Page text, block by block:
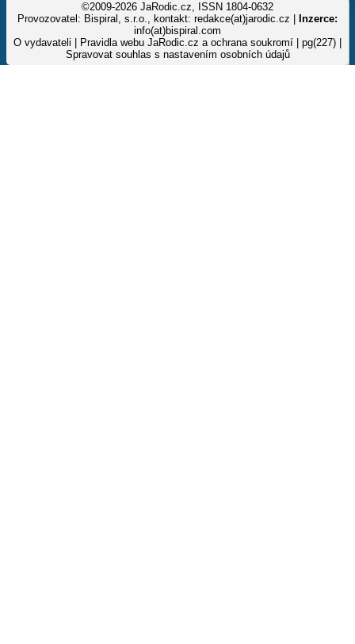
©2009-2026 JaRodic.cz, ISSN 1804-0632
Provozovatel: Bispiral, s.r.o., kontakt: redakce(at)jarodic.cz |
Inzerce:
info(at)bispiral.com
O vydavateli
Pravidla webu JaRodic.cz a ochrana soukromí | pg(227) |
Spravovat souhlas s nastavením osobních údajů